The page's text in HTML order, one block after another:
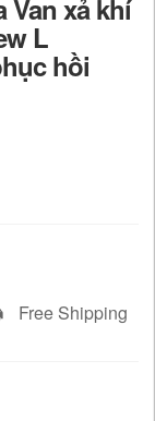
Van xả khí
L
hồi
Free Shipping